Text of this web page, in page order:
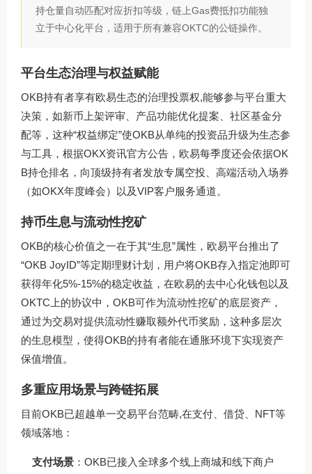
持仓量自动匹配对应折扣等级，链上Gas费抵扣功能独
立于中心化平台，适用于所有兼容OKTC的公链操作。
平台生态治理与权益赋能
OKB持有者享有欧易生态的治理投票权,能够参与平台重大
决策，如新币上架评审、产品功能优化提案、社区基金分
配等，这种“权益绑定”使OKB从单纯的投资品升级为生态参
与工具，根据OKX资讯官方公告，欧易每季度还会依据OK
B持仓排名，向顶级持有者发放专属空投、高端活动入场券
（如OKX年度峰会）以及VIP客户服务通道。
持币生息与流动性挖矿
OKB的核心价值之一在于其“生息”属性，欧易平台推出了
“OKB JoyID”等定期理财计划，用户将OKB存入指定池即可
获得年化5%-15%的稳定收益，在欧易的去中心化钱包以及
OKTC上的协议中，OKB可作为流动性挖矿的底层资产，
通过为交易对提供流动性赚取额外代币奖励，这种多层次
的生息模型，使得OKB的持有者能在通胀环境下实现资产
保值增值。
多重应用场景与跨链拓展
目前OKB已超越单一交易平台范畴,在支付、借贷、NFT等
领域落地：
支付场景 ：OKB已接入全球多个线上商城和线下商户